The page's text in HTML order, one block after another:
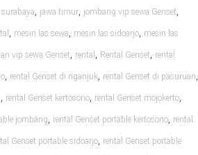
surabaya, jawa timur, jombang vip sewa Genset,
, mesin las sewa, mesin las sidoarjo, mesin las
vip sewa Genset, rental , Rental Genset, rental
, rental Genset di nganjuk, rental Genset di pasuruan,
, rental Genset kertosono, rental Genset mojokerto,
jombang, rental Genset portable kertosono, rental
Genset portable sidoarjo, rental Genset portable